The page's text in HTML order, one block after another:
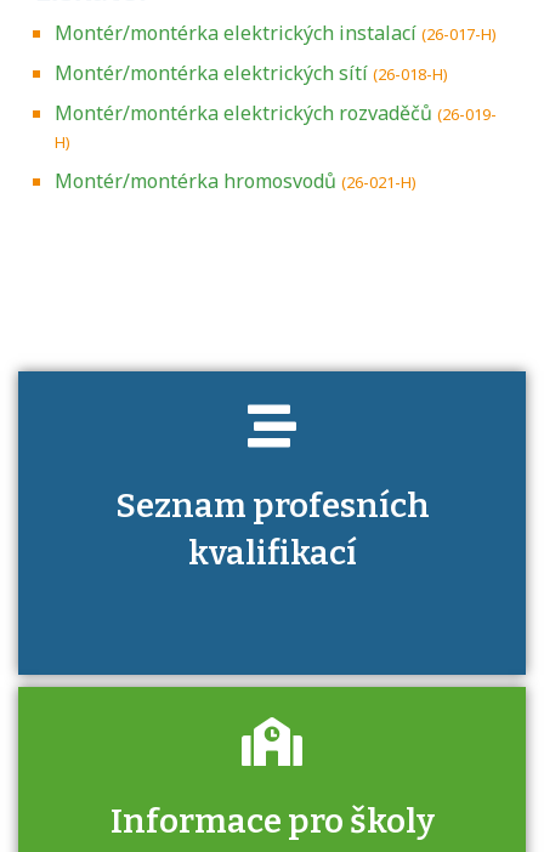
Montér/montérka elektrických instalací (26-017-H)
Montér/montérka elektrických sítí (26-018-H)
Montér/montérka elektrických rozvaděčů (26-019-
H)
Montér/montérka hromosvodů (26-021-H)
Seznam profesních
kvalifikací
Projděte si seznam profesních kvalifikací.
Informace pro školy
Zjistěte, jak se přihlásit ke zkoušce a kde